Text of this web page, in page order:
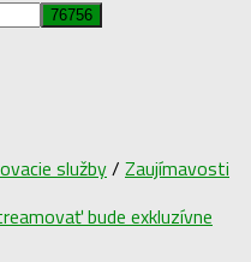
služby/ Zaujímavosti
bude exkluzívne